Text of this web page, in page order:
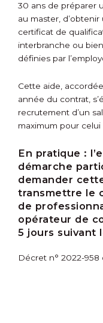
30 ans de préparer
au master,
certificat de
interbranche ou
définies par
Cette aide,
année du contrat,
recrutement d’un
maximum pour celui
En pratique :
démarche
demander
transmettre le
de
opérateur de
5 jours suivant
Décret n° 2022-958